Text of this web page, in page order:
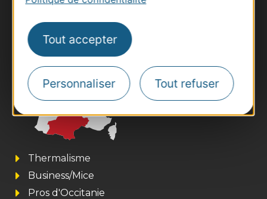
Tout accepter
Personnaliser Tout refuser
Thermalisme
Business/Mice
Pros d'Occitanie